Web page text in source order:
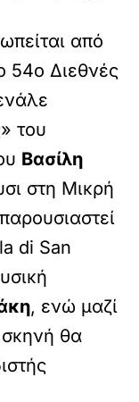
από
54ο Διεθνές
του
Βασίλη
στη Μικρή
di San
, ενώ μαζί
σκηνή θα